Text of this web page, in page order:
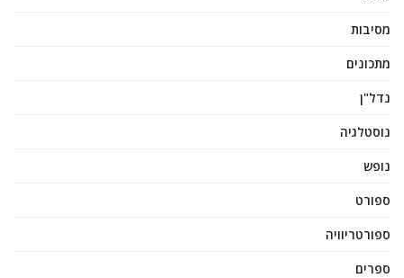
מסיבות
מתכונים
נדל"ן
נוסטלגיה
נופש
ספורט
ספורטריוויה
ספרים